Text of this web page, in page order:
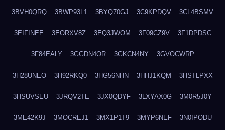
3BVH0QRQ 3BWP93L1 3BYQ70GJ 3C9KPDQV 3CL4BSMV
3EIFINEE 3EORXV8Z 3EQ3JWOM 3F09CZ9V 3F1DPDSC
3F84EALY 3GGDN4OR 3GKCN4NY 3GVOCWRP
3H28UNEO 3H92RKQ0 3HG56NHN 3HHJ1KQM 3HSTLPXX
3HSUVSEU 3JRQV2TE 3JX0QDYF 3LXYAX0G 3M0R5J0Y
3ME42K9J 3MOCREJ1 3MX1P1T9 3MYP6NEF 3N0IPODU